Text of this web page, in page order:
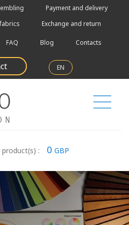
Payment and delivery
Exchange and return
FAQ Blog Contacts
EN
product(s) : 0 GBP